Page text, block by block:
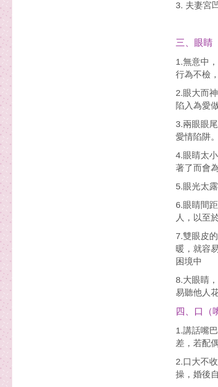
3. 夫妻宮
三、眼睛
1.無意中
行為不檢
2.眼大而
陷入為愛
3.兩眼眼
愛情陷阱
4.眼睛太
著了而會
5.眼光太
6.眼睛間
人，以至
7.雙眼皮
暖，就容
困境中
8.大眼睛
易聽他人
四、口（
1.講話嘴
差，若配
2.口大不
操，婚後